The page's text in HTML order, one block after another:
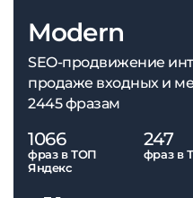
Modern
SEO-продвижение
продаже входных и
2445 фразам
1066
фраз в ТОП
Яндекс
247
фраз в